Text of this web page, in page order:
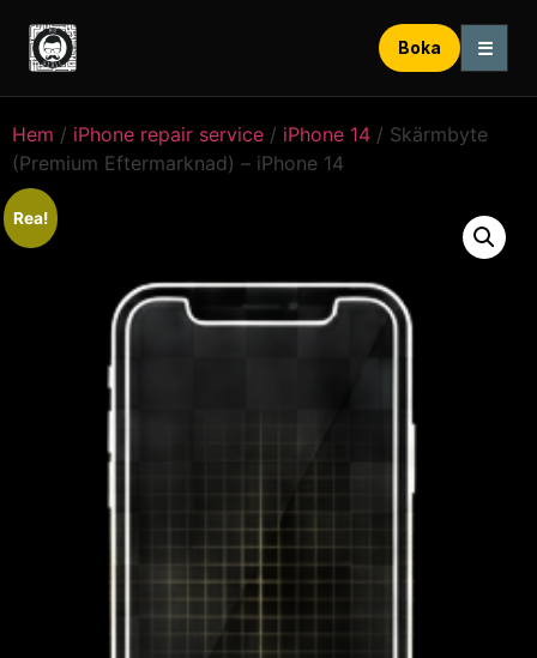
Boka ☰
Hem / iPhone repair service / iPhone 14 / Skärmbyte
(Premium Eftermarknad) – iPhone 14
Rea!